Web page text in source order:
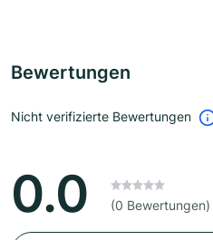
Bewertungen
Nicht verifizierte Bewertungen
0.0 (0 Bewertungen)